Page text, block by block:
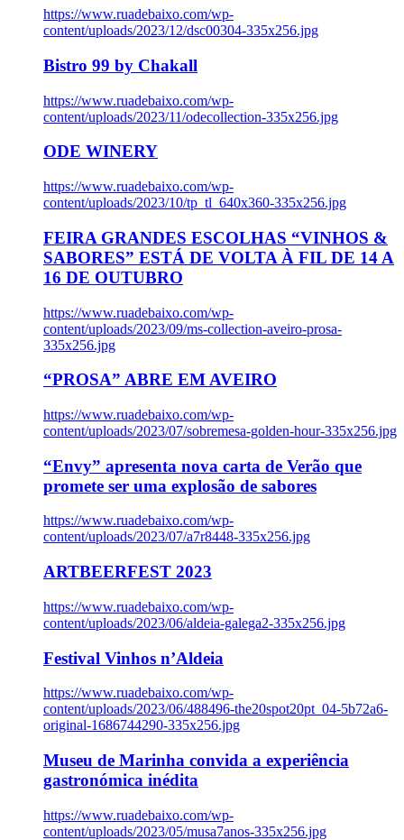
https://www.ruadebaixo.com/wp-
content/uploads/2023/12/dsc00304-335x256.jpg
Bistro 99 by Chakall
https://www.ruadebaixo.com/wp-
content/uploads/2023/11/odecollection-335x256.jpg
ODE WINERY
https://www.ruadebaixo.com/wp-
content/uploads/2023/10/tp_tl_640x360-335x256.jpg
FEIRA GRANDES ESCOLHAS “VINHOS &
SABORES” ESTÁ DE VOLTA À FIL DE 14 A
16 DE OUTUBRO
https://www.ruadebaixo.com/wp-
content/uploads/2023/09/ms-collection-aveiro-prosa-
335x256.jpg
“PROSA” ABRE EM AVEIRO
https://www.ruadebaixo.com/wp-
content/uploads/2023/07/sobremesa-golden-hour-335x256.jpg
“Envy” apresenta nova carta de Verão que
promete ser uma explosão de sabores
https://www.ruadebaixo.com/wp-
content/uploads/2023/07/a7r8448-335x256.jpg
ARTBEERFEST 2023
https://www.ruadebaixo.com/wp-
content/uploads/2023/06/aldeia-galega2-335x256.jpg
Festival Vinhos n’Aldeia
https://www.ruadebaixo.com/wp-
content/uploads/2023/06/488496-the20spot20pt_04-5b72a6-
original-1686744290-335x256.jpg
Museu de Marinha convida a experiência
gastronómica inédita
https://www.ruadebaixo.com/wp-
content/uploads/2023/05/musa7anos-335x256.jpg